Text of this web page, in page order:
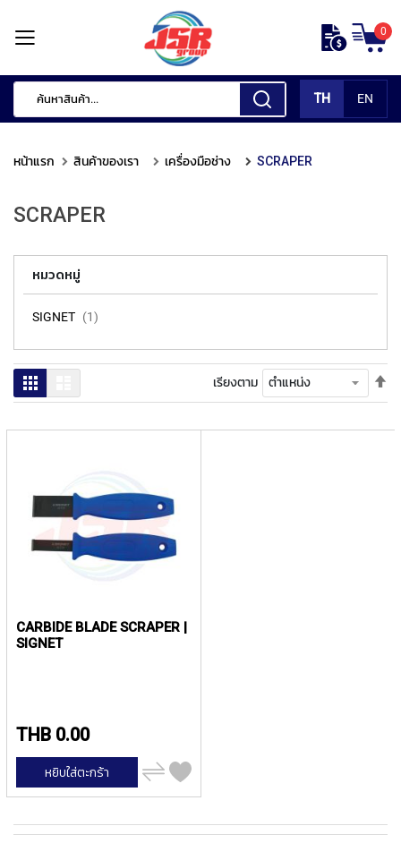
แรก
สินค้า
เรา
เ
ค
อ
ง
มื
อ
ด
แ
ต่
ง
สิ
ค้
ะ
P
S
P
I
E
0
TH EN
ข้าม
ไป
เนื้อหา
หน้าแรก สินค้าของเรา เครื่องมือช่าง SCRAPER
SCRAPER
ตาราง เรียงตาม
จ
CARBIDE BLADE SCRAPER |
SIGNET
THB 0.00
หยิบใส่ตะกร้า
เพิ่ม
ไป
หมวดหมู่
SIGNET 1